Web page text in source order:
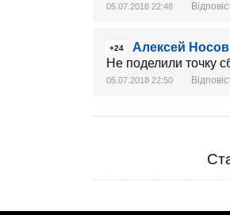
05.07.2018 22:48
+24
Алексей Носов
Не поделили точку
05.07.2018 22:50